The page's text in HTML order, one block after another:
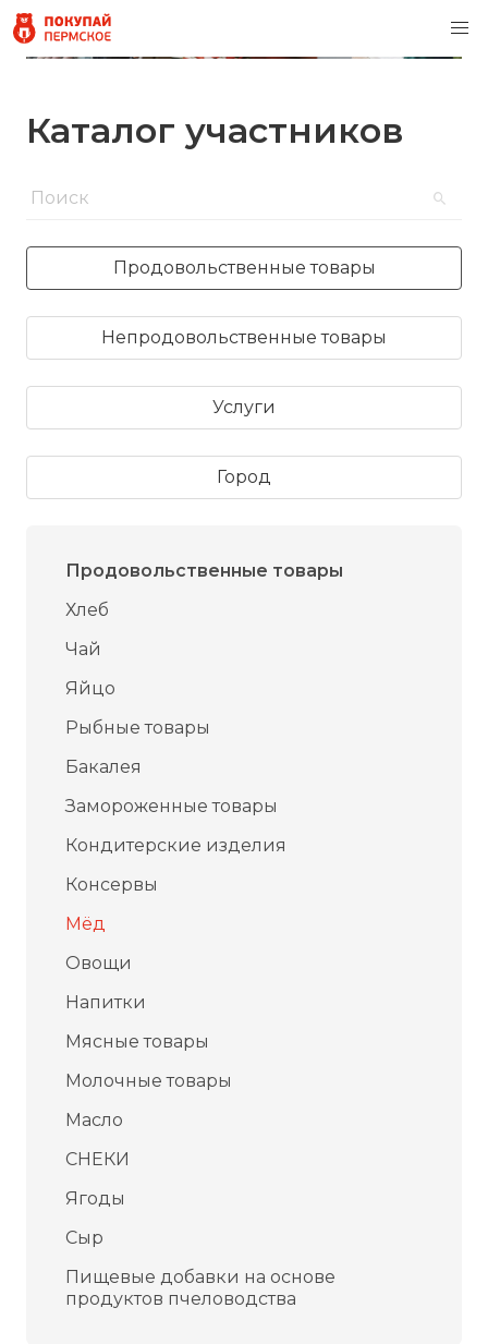
Каталог участников
Продовольственные товары
Непродовольственные товары
Услуги
Город
Продовольственные товары
Хлеб
Чай
Яйцо
Рыбные товары
Бакалея
Замороженные товары
Кондитерские изделия
Консервы
Мёд
Овощи
Напитки
Мясные товары
Молочные товары
Масло
СНЕКИ
Ягоды
Сыр
Пищевые добавки на основе
продуктов пчеловодства